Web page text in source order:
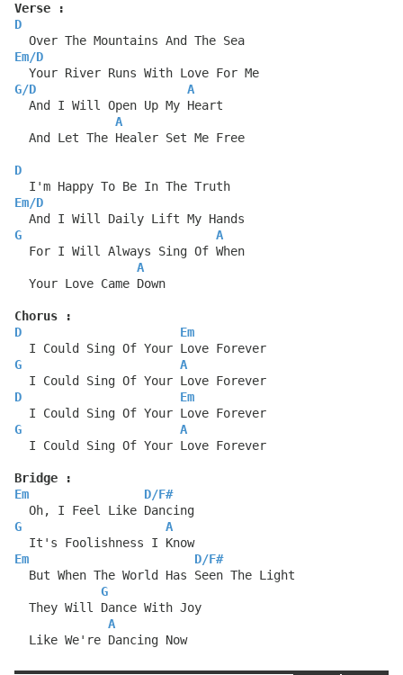
Verse :
D
  Over The Mountains And The Sea
Em/D
  Your River Runs With Love For Me
G/D
A
  And I Will Open Up My Heart
A
  And Let The Healer Set Me Free
D
  I'm Happy To Be In The Truth
Em/D
  And I Will Daily Lift My Hands
G
A
  For I Will Always Sing Of When
A
  Your Love Came Down
Chorus :
D
Em
  I Could Sing Of Your Love Forever
G
A
  I Could Sing Of Your Love Forever
D
Em
  I Could Sing Of Your Love Forever
G
A
  I Could Sing Of Your Love Forever
Bridge :
Em
D/F#
  Oh, I Feel Like Dancing
G
A
  It's Foolishness I Know
Em
D/F#
  But When The World Has Seen The Light
G
  They Will Dance With Joy
A
  Like We're Dancing Now